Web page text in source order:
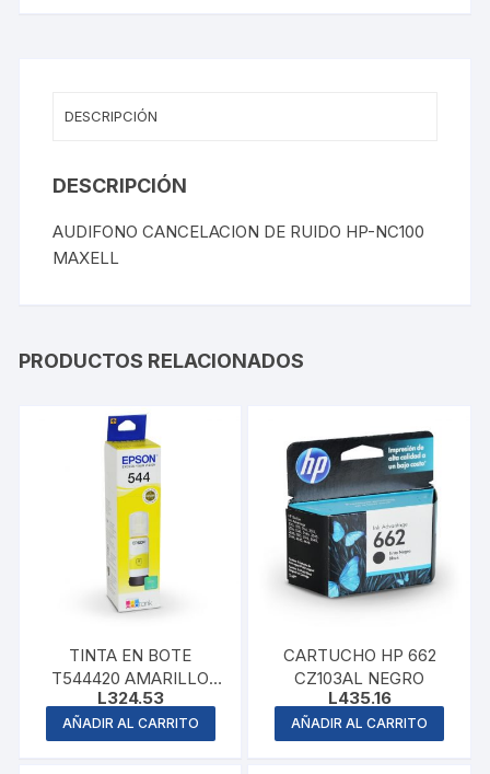
DESCRIPCIÓN
DESCRIPCIÓN
AUDIFONO CANCELACION DE RUIDO HP-NC100
MAXELL
PRODUCTOS RELACIONADOS
TINTA EN BOTE
T544420 AMARILLO
EPSON
L324.53
AÑADIR AL CARRITO
CARTUCHO HP 662
CZ103AL NEGRO
L435.16
AÑADIR AL CARRITO